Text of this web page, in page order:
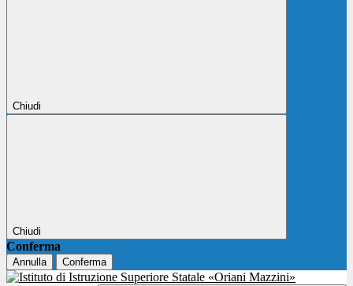
Chiudi
Chiudi
Conferma
Annulla Conferma